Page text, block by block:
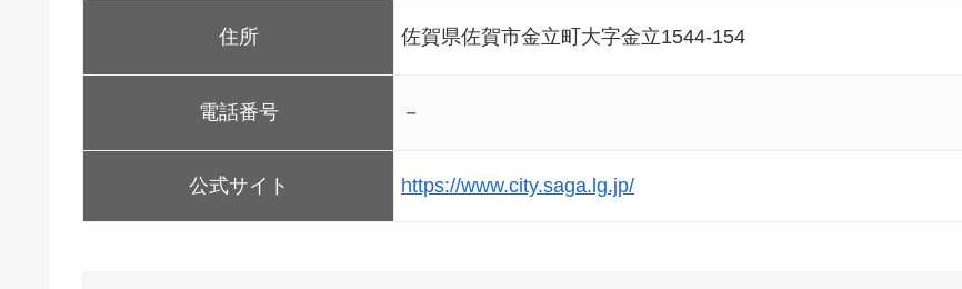
住所 佐賀県佐賀市金立町大字金立1544-154
電話番号 －
公式サイト https://www.city.saga.lg.jp/